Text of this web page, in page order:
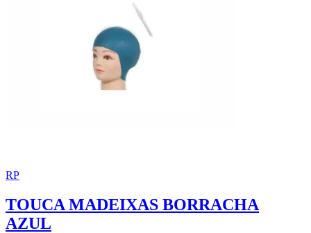
RP
TOUCA MADEIXAS BORRACHA
AZUL